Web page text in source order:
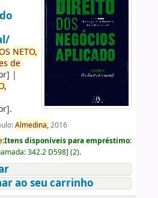
NETO,
de
|
.
Almedina,2016
:Itens disponíveis para empréstimo:
342.2 D598] (2).
ao seu carrinho